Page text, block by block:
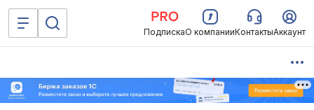
ПодпискаО компанииКонтактыАккаунт